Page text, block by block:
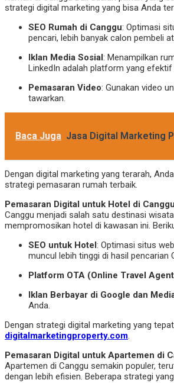
strategi digital marketing yang bisa Anda
SEO Rumah di Canggu: Optimasi
pencari, lebih banyak calon pembeli
Iklan Media Sosial : Menampilkan
LinkedIn adalah platform yang
Pemasaran Video: Gunakan video
tawarkan.
Baca Juga Jasa Digital Marketing
Dengan digital marketing yang terarah,
strategi pemasaran rumah terbaik.
Pemasaran Digital untuk Hotel di
Canggu menjadi salah satu destinasi
mempromosikan hotel di kawasan ini.
SEO untuk Hotel : Optimasi situs
muncul lebih tinggi di hasil pencarian
Platform OTA (Online Travel
Iklan Berbayar di Google dan
Anda.
Dengan strategi digital marketing yang
digitalmarketingproperty.com.
Pemasaran Digital untuk Apartemen di
Apartemen di Canggu semakin populer,
dengan lebih efisien. Beberapa strategi